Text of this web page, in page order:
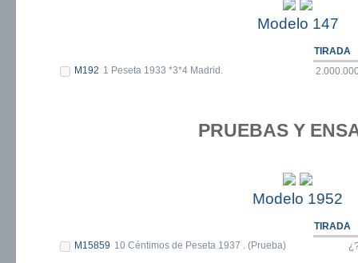
Modelo 147
TIRADA
M192 1 Peseta 1933 *3*4 Madrid.
PRUEBAS Y
Modelo 1952
TIRADA
M15859 10 Céntimos de Peseta 1937 . (Prueba)